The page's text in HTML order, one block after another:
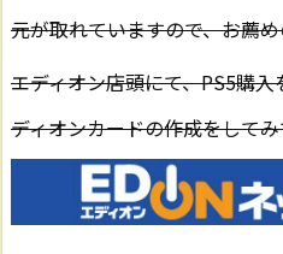
元が取れていますので、お薦
エディオン店頭にて、PS5購
ディオンカードの作成をして